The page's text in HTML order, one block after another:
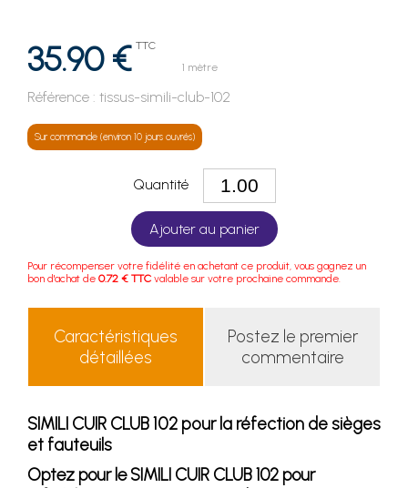
35.90 € TTC
1 mètre
Référence : tissus-simili-club-102
Sur commande (environ 10 jours ouvrés)
Quantité
Ajouter au panier
Pour récompenser votre fidélité en achetant ce produit, vous gagnez un
bon d'achat de 0.72 € TTC valable sur votre prochaine commande.
Caractéristiques
détaillées
Postez le premier
commentaire
SIMILI CUIR CLUB 102 pour la réfection de sièges
et fauteuils
Optez pour le SIMILI CUIR CLUB 102 pour